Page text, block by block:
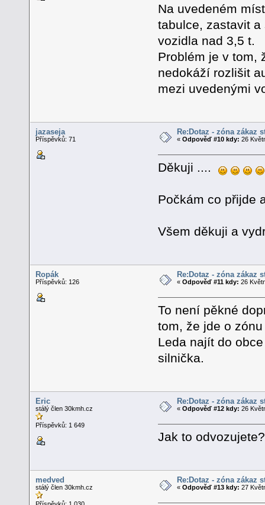
Na uvedeném
tabulce, zastavit
vozidla nad 3,5 t.
Problém je v tom,
nedokáží rozlišit
mezi uvedenými
jazaseja
Příspěvků: 71
Re:Dotaz - zóna zákaz
«Odpověď #10 kdy: 26
Děkuji ....
Počkám co přijde
Všem děkuji a
Ropák
Příspěvků: 126
Re:Dotaz - zóna zákaz
«Odpověď #11 kdy: 26
To není pěkné
tom, že jde o
Leda najít do
silnička.
Eric
stálý člen 30kmh.cz
Příspěvků: 1 649
Re:Dotaz - zóna zákaz
«Odpověď #12 kdy: 26
Jak to odvozujete?
medved
stálý člen 30kmh.cz
Re:Dotaz - zóna zákaz
«Odpověď #13 kdy: 27